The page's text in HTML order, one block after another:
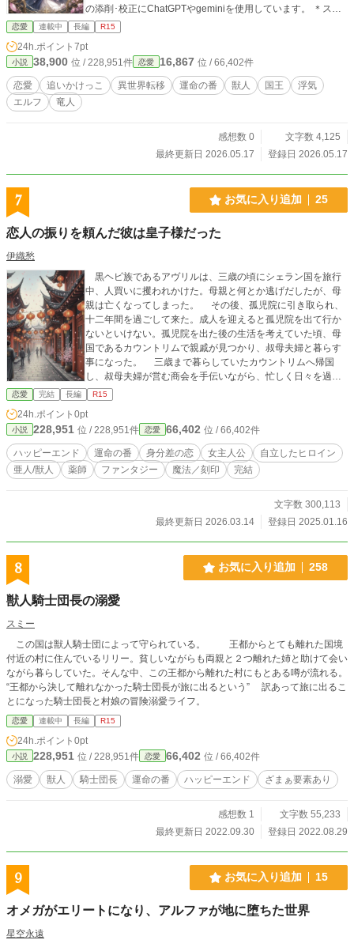
の添削･校正にChatGPTやgeminiを使用しています。 ＊スト
ーリーはオリジナルです。
恋愛 連載中 長編 R15
24h.ポイント 7pt
小説 38,900 位 / 228,951件 恋愛 16,867 位 / 66,402件
恋愛 追いかけっこ 異世界転移 運命の番 獣人 国王
浮気
エルフ
竜人
感想数 0
文字数 4,125
最終更新日 2026.05.17
登録日 2026.05.17
7 お気に入り追加 25
恋人の振りを頼んだ彼は皇子様だった
伊織愁
黒ヘビ族であるアヴリルは、三歳の頃にシェラン国を旅行
中、人買いに攫われかけた。母親と何とか逃げだしたが、母
親は亡くなってしまった。 その後、孤児院に引き取られ、
十二年間を過ごして来た。成人を迎えると孤児院を出て行か
ないといけない。孤児院を出た後の生活を考えていた頃、母
国であるカウントリムで親戚が見つかり、叔母夫婦と暮らす
事になった。 三歳まで暮らしていたカウントリムへ帰国
し、叔母夫婦が営む商会を手伝いながら、忙しく日々を過ご
している内に、いつの間にか成人から、三年の月日が経って
いた。 十八歳になったアヴリルに結婚の話が持ち上がって
いる事を知り、アヴリルは決断する。何としても、本物の番
を見つけると。そして、ある一人の青年と出会った事で、ア
ヴリルの恋が始まった。 『私、動物アレルギーなんです
っ！』のスピンオフ。リジィの親友である黒ヘビ族、アヴリ
ルの恋物話。
恋愛 完結 長編 R15
24h.ポイント 0pt
小説 228,951 位 / 228,951件 恋愛 66,402 位 / 66,402件
ハッピーエンド 運命の番 身分差の恋 女主人公
自立したヒロイン
亜人/獣人
薬師 ファンタジー 魔法／刻印 完結
文字数 300,113
最終更新日 2026.03.14
登録日 2025.01.16
8 お気に入り追加 258
獣人騎士団長の溺愛
スミー
この国は獣人騎士団によって守られている。 王都からとても離れた国境
付近の村に住んでいるリリー。貧しいながらも両親と２つ離れた姉と助けて会い
ながら暮らしていた。そんな中、この王都から離れた村にもとある噂が流れる。
“王都から決して離れなかった騎士団長が旅に出るという” 訳あって旅に出るこ
とになった騎士団長と村娘の冒険溺愛ライフ。
恋愛 連載中 長編 R15
24h.ポイント 0pt
小説 228,951 位 / 228,951件 恋愛 66,402 位 / 66,402件
溺愛 獣人 騎士団長 運命の番 ハッピーエンド ざまぁ要素あり
感想数 1
文字数 55,233
最終更新日 2022.09.30
登録日 2022.08.29
9 お気に入り追加 15
オメガがエリートになり、アルファが地に堕ちた世界
星空永遠